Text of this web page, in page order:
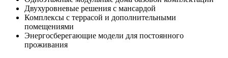
Двухуровневые решения с мансардой
Комплексы с террасой и дополнительными
помещениями
Энергосберегающие модели для постоянного
проживания